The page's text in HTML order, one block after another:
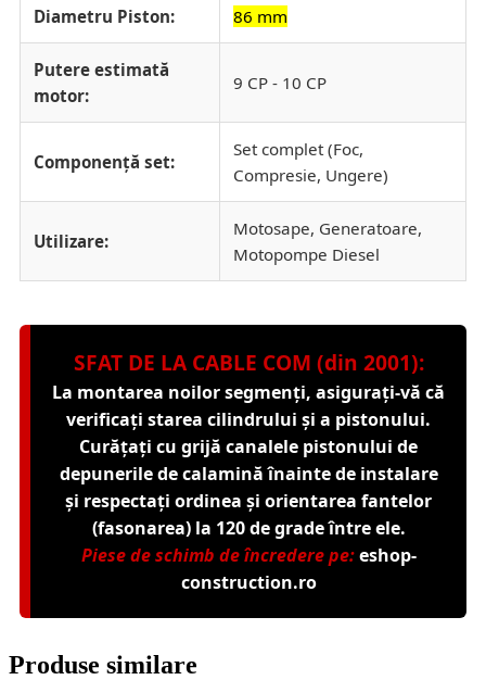
Diametru Piston: 86 mm
Putere estimată
motor:
9 CP - 10 CP
Componență set:
Set complet (Foc,
Compresie, Ungere)
Utilizare:
Motosape, Generatoare,
Motopompe Diesel
SFAT DE LA CABLE COM (din 2001):
La montarea noilor segmenți, asigurați-vă că
verificați starea cilindrului și a pistonului.
Curățați cu grijă canalele pistonului de
depunerile de calamină înainte de instalare
și respectați ordinea și orientarea fantelor
(fasonarea) la 120 de grade între ele.
Piese de schimb de încredere pe: eshop-
construction.ro
Produse similare